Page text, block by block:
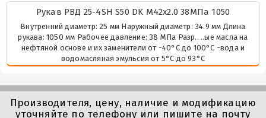
Рукав РВД 25-4SH S50 DK М42х2.0 38МПа 1050
Внутренний диаметр: 25 мм Наружный диаметр: 34.9 мм Длина
рукава: 1050 мм Рабочее давление: 38 МПа Разр.. ..ые масла на
нефтяной основе и их заменители от -40°C до 100°C -вода и
водомасляная эмульсия от 5°C до 93°C
Производителя, цену, наличие и модификацию
уточняйте по телефону или пишите на почту